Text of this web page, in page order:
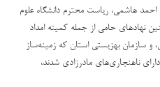
هاشمی، ریاست محترم دانشگاه علوم
نهادهای حامی از جمله کمیته امداد
و سازمان بهزیستی استان که زمینه‌ساز
ناهنجاری‌های مادرزادی شدند،